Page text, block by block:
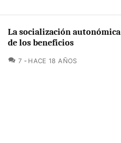
La socialización autonómica
de los beneficios
7 COMENTARIOS
HACE 18 AÑOS